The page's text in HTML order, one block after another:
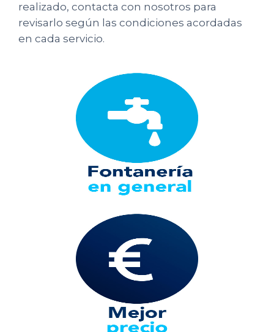
realizado, contacta con nosotros para
revisarlo según las condiciones acordadas
en cada servicio.